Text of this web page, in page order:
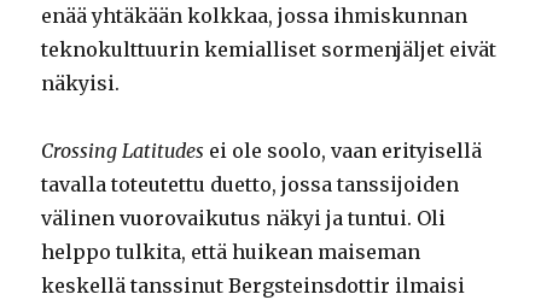
enää yhtäkään kolkkaa, jossa ihmiskunnan
teknokulttuurin kemialliset sormenjäljet eivät
näkyisi.
Crossing Latitudes ei ole soolo, vaan erityisellä
tavalla toteutettu duetto, jossa tanssijoiden
välinen vuorovaikutus näkyi ja tuntui. Oli
helppo tulkita, että huikean maiseman
keskellä tanssinut Bergsteinsdottir ilmaisi